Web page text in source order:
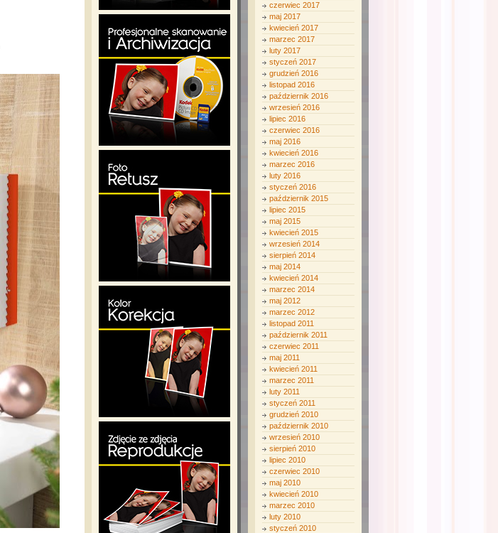
czerwiec 2017
maj 2017
kwiecień 2017
marzec 2017
luty 2017
styczeń 2017
grudzień 2016
listopad 2016
październik 2016
wrzesień 2016
lipiec 2016
czerwiec 2016
maj 2016
kwiecień 2016
marzec 2016
luty 2016
styczeń 2016
październik 2015
lipiec 2015
maj 2015
kwiecień 2015
wrzesień 2014
sierpień 2014
maj 2014
kwiecień 2014
marzec 2014
maj 2012
marzec 2012
listopad 2011
październik 2011
czerwiec 2011
maj 2011
kwiecień 2011
marzec 2011
luty 2011
styczeń 2011
grudzień 2010
październik 2010
wrzesień 2010
sierpień 2010
lipiec 2010
czerwiec 2010
maj 2010
kwiecień 2010
marzec 2010
luty 2010
styczeń 2010